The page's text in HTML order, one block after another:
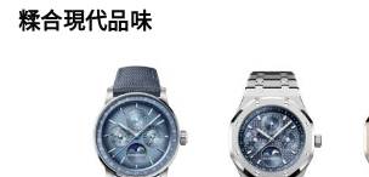
糅合現代品味